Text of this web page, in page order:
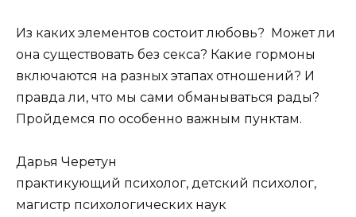
Из каких элементов состоит любовь? Может ли
она существовать без секса? Какие гормоны
включаются на разных этапах отношений? И
правда ли, что мы сами обманываться рады?
Пройдемся по особенно важным пунктам.
Дарья Черетун
практикующий психолог, детский психолог,
магистр психологических наук